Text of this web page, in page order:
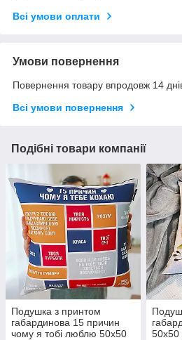
Всі умови оплати
Умови повернення
Повернення товару впродовж 14
Всі умови повернення
Подібні товари компанії
Подушка з принтом
габардинова 15 причин
чому я тобі люблю 50x50
50x50